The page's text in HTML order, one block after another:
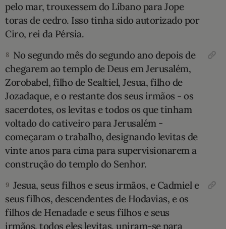
pelo mar, trouxessem do Líbano para Jope
toras de cedro. Isso tinha sido autorizado por
Ciro, rei da Pérsia.
8 No segundo mês do segundo ano depo­is de
chegarem ao templo de Deus em Jerusa­lém,
Zorobabel, filho de Sealtiel, Jesua, filho de
Jozadaque, e o restante dos seus irmãos - os
sacerdotes, os levitas e todos os que tinham
voltado do cativeiro para Jerusalém -
começa­ram o trabalho, designando levitas de
vinte anos para cima para supervisionarem a
constru­ção do templo do Senhor.
9 Jesua, seus filhos e seus irmãos, e Cadmiel e
seus filhos, descen­dentes de Hodavias, e os
filhos de Henadade e seus filhos e seus
irmãos, todos eles levitas, uniram-se para